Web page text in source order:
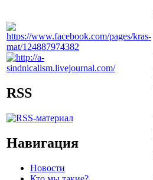
RSS
Навигация
Новости